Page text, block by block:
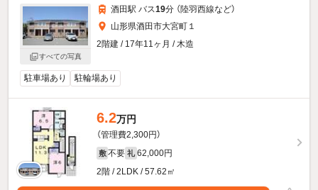
すべての写真
酒田駅 バス19分 （陸羽西線など）
山形県酒田市大宮町１
2階建 / 17年11ヶ月 / 木造
駐車場あり 駐輪場あり
6.2万円
（管理費2,300円）
敷 不要 礼 62,000円
2階 / 2LDK / 57.62㎡